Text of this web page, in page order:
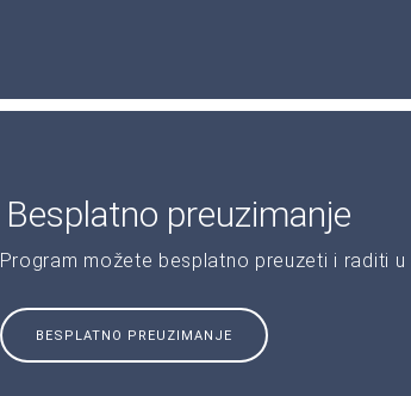
Besplatno preuzimanje
Program možete besplatno preuzeti i raditi
BESPLATNO PREUZIMANJE